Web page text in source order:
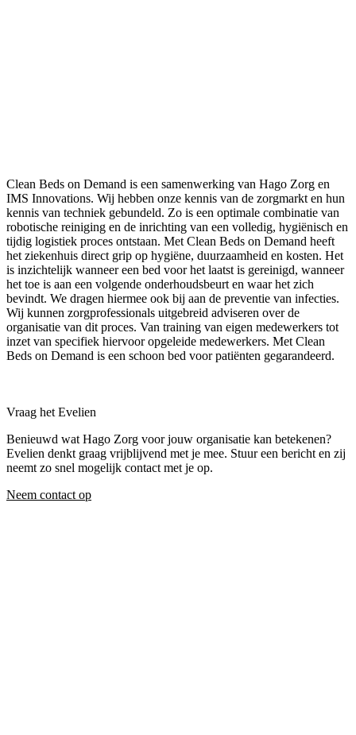
Clean Beds on Demand is een samenwerking van Hago Zorg en
IMS Innovations. Wij hebben onze kennis van de zorgmarkt en hun
kennis van techniek gebundeld. Zo is een optimale combinatie van
robotische reiniging en de inrichting van een volledig, hygiënisch en
tijdig logistiek proces ontstaan. Met Clean Beds on Demand heeft
het ziekenhuis direct grip op hygiëne, duurzaamheid en kosten. Het
is inzichtelijk wanneer een bed voor het laatst is gereinigd, wanneer
het toe is aan een volgende onderhoudsbeurt en waar het zich
bevindt. We dragen hiermee ook bij aan de preventie van infecties.
Wij kunnen zorgprofessionals uitgebreid adviseren over de
organisatie van dit proces. Van training van eigen medewerkers tot
inzet van specifiek hiervoor opgeleide medewerkers. Met Clean
Beds on Demand is een schoon bed voor patiënten gegarandeerd.
Vraag het Evelien
Benieuwd wat Hago Zorg voor jouw organisatie kan betekenen?
Evelien denkt graag vrijblijvend met je mee. Stuur een bericht en zij
neemt zo snel mogelijk contact met je op.
Neem contact op